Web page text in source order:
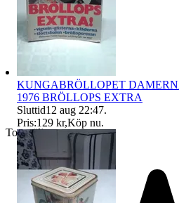
Toppsäljare
KUNGABRÖLLOPET
1976 BRÖLLOPS EXTRA
Sluttid12 aug 22:47.
Pris:129 kr,Köp nu.